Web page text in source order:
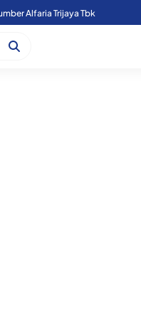
Alfaria Trijaya Tbk